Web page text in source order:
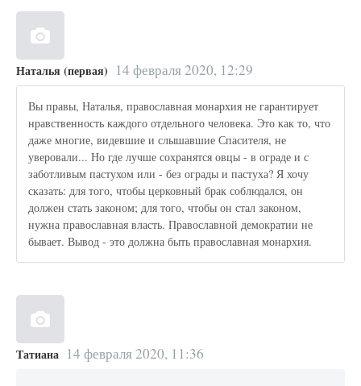
Наталья (первая) 14 февраля 2020, 12:29
Вы правы, Наталья, православная монархия не гарантирует
нравственность каждого отдельного человека. Это как то, что
даже многие, видевшие и слышавшие Спасителя, не
уверовали... Но где лучше сохранятся овцы - в ограде и с
заботливым пастухом или - без ограды и пастуха? Я хочу
сказать: для того, чтобы церковный брак соблюдался, он
должен стать законом; для того, чтобы он стал законом,
нужна православная власть. Православной демократии не
бывает. Вывод - это должна быть православная монархия.
Татиана 14 февраля 2020, 11:36